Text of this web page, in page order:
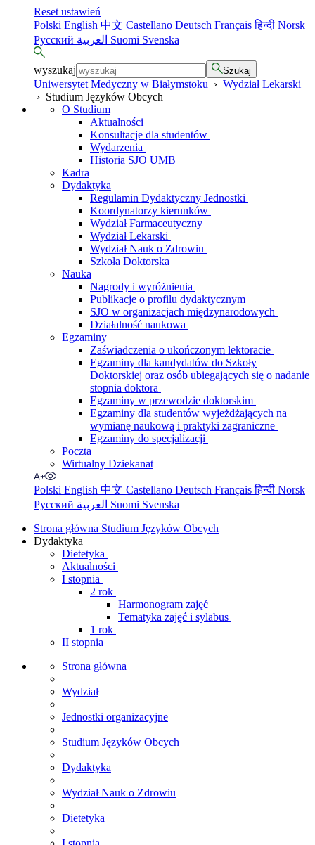
Reset ustawień
Polski English 中文 Castellano Deutsch Françaisहिन्दी Norsk
Русский
Suomi Svenska
wyszukaj Szukaj
Uniwersytet Medyczny w Białymstoku › Wydział Lekarski
› Studium Języków Obcych
O Studium
Aktualności
Konsultacje dla studentów
Wydarzenia
Historia SJO UMB
Kadra
Dydaktyka
Regulamin Dydaktyczny Jednostki
Koordynatorzy kierunków
Wydział Farmaceutyczny
Wydział Lekarski
Wydział Nauk o Zdrowiu
Szkoła Doktorska
Nauka
Nagrody i wyróżnienia
Publikacje o profilu dydaktycznym
SJO w organizacjach międzynarodowych
Działalność naukowa
Egzaminy
Zaświadczenia o ukończonym lektoracie
Egzaminy dla kandydatów do Szkoły
Doktorskiej oraz osób ubiegających się o nadanie
stopnia doktora
Egzaminy w przewodzie doktorskim
Egzaminy dla studentów wyjeżdżających na
wymianę naukową i praktyki zagraniczne
Egzaminy do specjalizacji
Poczta
Wirtualny Dziekanat
Polski English 中文 Castellano Deutsch Françaisहिन्दी Norsk
Русский
Suomi Svenska
Strona główna Studium Języków Obcych
Dydaktyka
Dietetyka
Aktualności
I stopnia
2 rok
Harmonogram zajęć
Tematyka zajęć i sylabus
1 rok
II stopnia
Strona główna
Wydział
Jednostki organizacyjne
Studium Języków Obcych
Dydaktyka
Wydział Nauk o Zdrowiu
Dietetyka